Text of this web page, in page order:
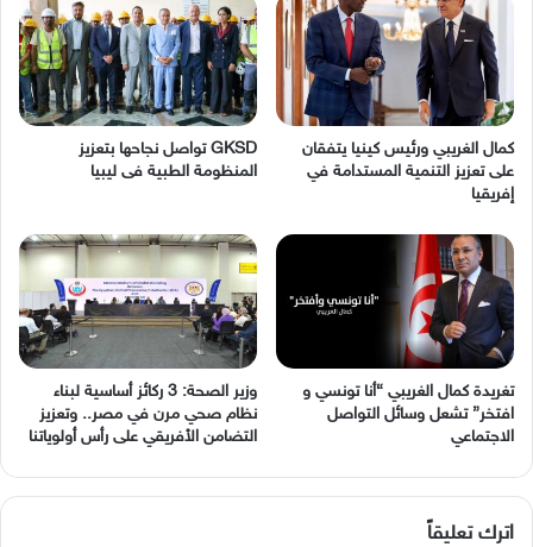
كمال الغريبي ورئيس كينيا يتفقان
على تعزيز التنمية المستدامة في
إفريقيا
GKSD تواصل نجاحها بتعزيز
المنظومة الطبية فى ليبيا
‬الاجتماعي
وزير الصحة: 3 ركائز أساسية لبناء
نظام صحي مرن في مصر.. وتعزيز
التضامن الأفريقي على رأس أولوياتنا
اترك تعليقاً